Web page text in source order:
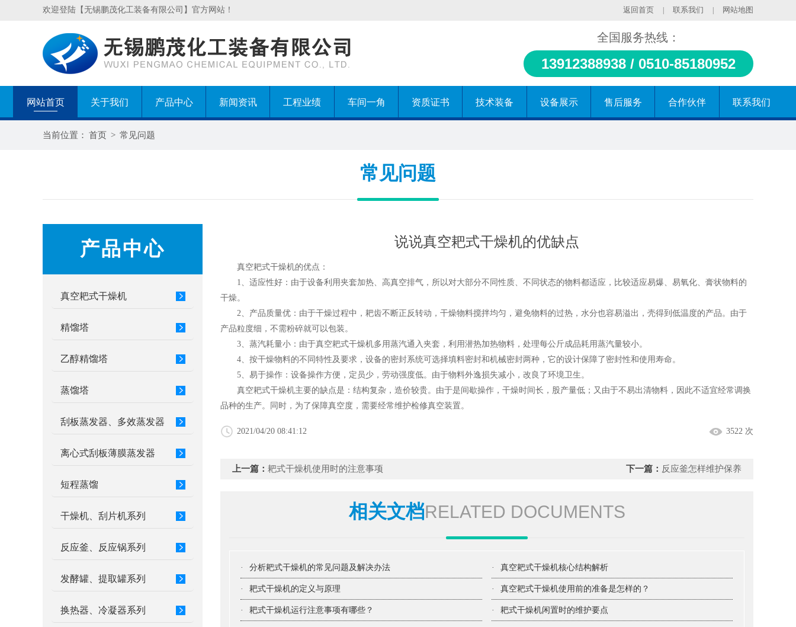
欢迎登陆【无锡鹏茂化工装备有限公司】官方网站！ 返回首页 联系我们 网站地图
全国服务热线：
13912388938 / 0510-85180952
网站首页 关于我们 产品中心 新闻资讯 工程业绩 车间一角 资质证书 技术装备 设备展示 售后服务 合作伙伴 联系我们
当前位置： 首页 > 常见问题
常见问题
产品中心
真空耙式干燥机
精馏塔
乙醇精馏塔
蒸馏塔
刮板蒸发器、多效蒸发器
离心式刮板薄膜蒸发器
短程蒸馏
干燥机、刮片机系列
反应釜、反应锅系列
发酵罐、提取罐系列
换热器、冷凝器系列
说说真空耙式干燥机的优缺点
真空耙式干燥机的优点：
1、适应性好：由于设备利用夹套加热、高真空排气，所以对大部分不同性质、不同状态的物料都适应，比较适应易爆、易氧化、膏状物料的
干燥。
2、产品质量优：由于干燥过程中，耙齿不断正反转动，干燥物料搅拌均匀，避免物料的过热，水分也容易溢出，壳得到低温度的产品。由于
产品粒度细，不需粉碎就可以包装。
3、蒸汽耗量小：由于真空耙式干燥机多用蒸汽通入夹套，利用潜热加热物料，处理每公斤成品耗用蒸汽量较小。
4、按干燥物料的不同特性及要求，设备的密封系统可选择填料密封和机械密封两种，它的设计保障了密封性和使用寿命。
5、易于操作：设备操作方便，定员少，劳动强度低。由于物料外逸损失减小，改良了环境卫生。
真空耙式干燥机主要的缺点是：结构复杂，造价较贵。由于是间歇操作，干燥时间长，股产量低；又由于不易出清物料，因此不适宜经常调换
品种的生产。同时，为了保障真空度，需要经常维护检修真空装置。
2021/04/20 08:41:12 3522 次
上一篇： 耙式干燥机使用时的注意事项 下一篇： 反应釜怎样维护保养
相关文档RELATED DOCUMENTS
· 分析耙式干燥机的常见问题及解决办法 · 真空耙式干燥机核心结构解析
· 耙式干燥机的定义与原理 · 真空耙式干燥机使用前的准备是怎样的？
· 耙式干燥机运行注意事项有哪些？ · 耙式干燥机闲置时的维护要点